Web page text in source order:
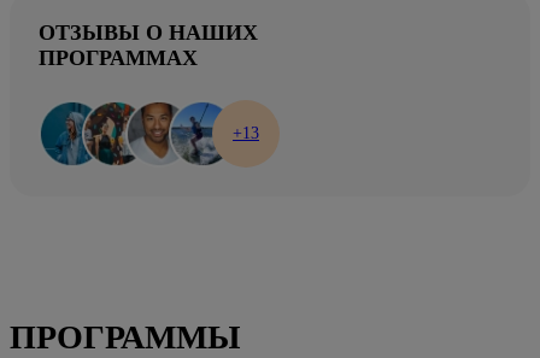
ОТЗЫВЫ О НАШИХ
ПРОГРАММАХ
+13
ПРОГРАММЫ